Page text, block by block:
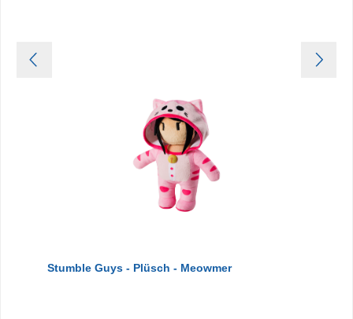
Stumble Guys - Plüsch - Meowmer